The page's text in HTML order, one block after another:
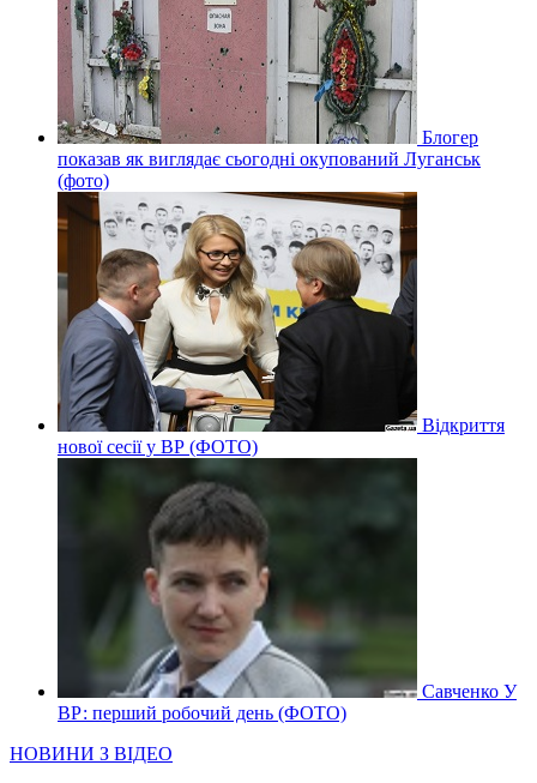
Блогер
показав як виглядає сьогодні окупований Луганськ
(фото)
Відкриття
нової сесії у ВР (ФОТО)
Савченко У
ВР: перший робочий день (ФОТО)
НОВИНИ З ВІДЕО